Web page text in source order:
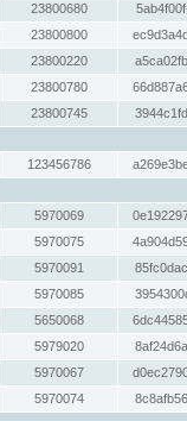
23800680
23800800
23800220
23800780
23800745
123456786
5970069
5970075
5970091
5970085
5650068
5979020
5970067
5970074